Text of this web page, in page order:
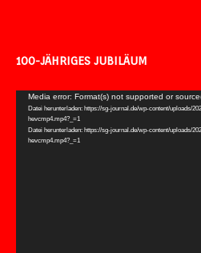
100-JÄHRIGES JUBILÄUM
Video-
Player
Media error: Format(s) not supported or
Datei herunterladen: https://sg-journal.de/wp-content/uploads/
hevcmp4.mp4?_=1
Datei herunterladen: https://sg-journal.de/wp-content/uploads/
hevcmp4.mp4?_=1